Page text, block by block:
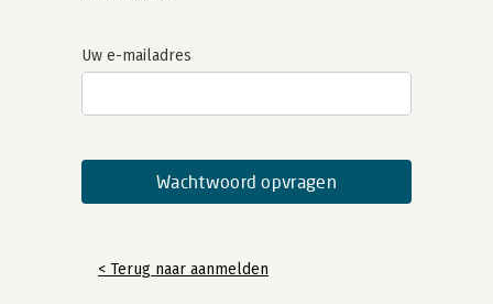
Uw e-mailadres
< Terug naar aanmelden